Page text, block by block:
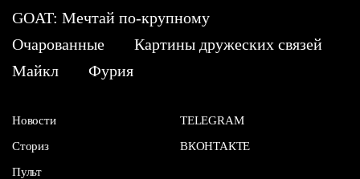
GOAT: Мечтай по-крупному
Очарованные
Картины дружеских связей
Майкл
Фурия
Новости
Сториз
Пульт
TELEGRAM
ВКОНТАКТЕ